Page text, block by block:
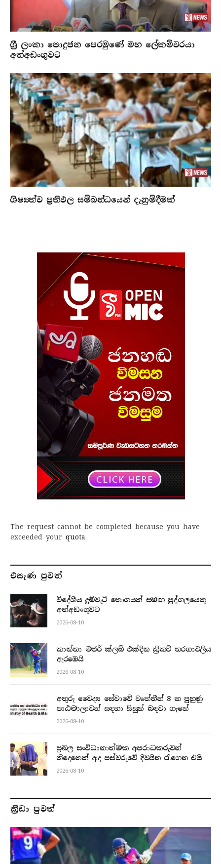
ශ්‍රී ලංකා පොදුජන පෙරමුණේ මහ ලේකම්වරයා
අත්අඩංගුවට
ශිෂ්‍යත්ව ප්‍රතිඵල සම්බන්ධයෙන් දැනුම්දීමක්
The request cannot be completed because you have
exceeded your quota.
එසැණ පුව​ත්
විදේශීය දුම්වැටි තොගයක් සමඟ පුද්ගලයෙකු
අත්අඩංගුවට
2026-08-10
කාන්තා මජර් ක්ලබ් එක්දින ක්‍රිකට් තරගාවලිය
ඇරඹෙයි
2026-08-10
අතුරු වෛද්‍ය සේවාවේ වෘත්තීන් 8 ක පුහුණු
පාඨමාලාවන් සඳහා සිසුන් බඳවා ගැනේ
2026-08-10
ප්‍රබල සංවිධානාත්මක අපරාධකරුවන්
තිදෙනෙක් අද පස්වරුවේ දිවයින රැගෙන එයි
2026-08-10
ක්‍රීඩා පුවත්